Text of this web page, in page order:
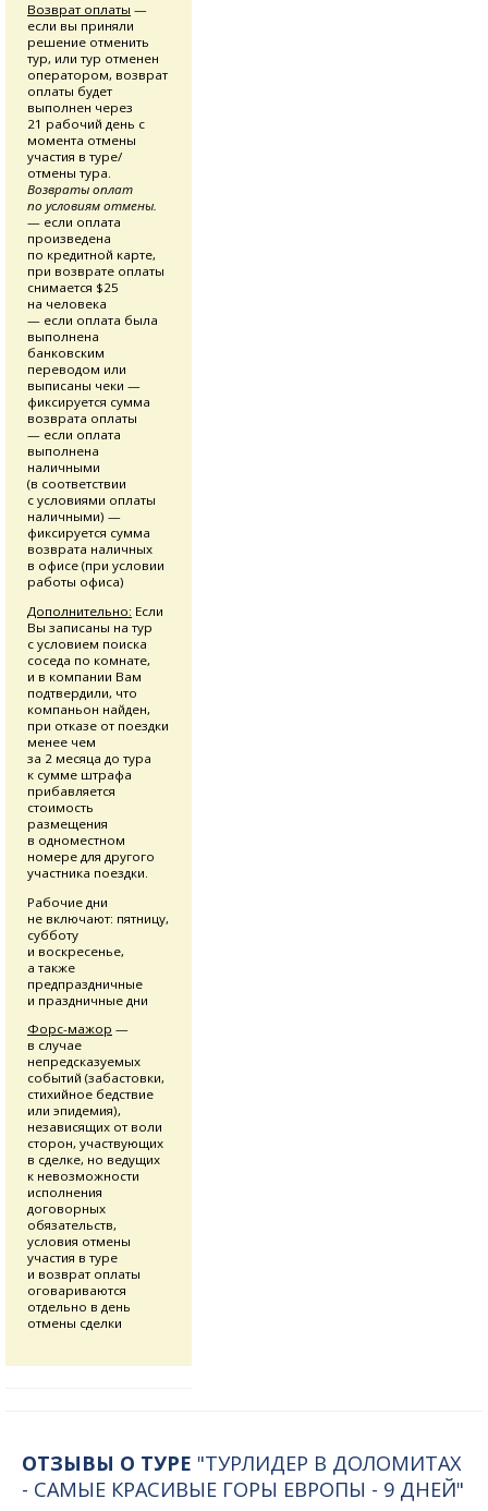
Возврат оплаты —
если вы приняли
решение отменить
тур, или тур отменен
оператором, возврат
оплаты будет
выполнен через
21 рабочий день с
момента отмены
участия в туре/
отмены тура.
Возвраты оплат
по условиям отмены.
— если оплата
произведена
по кредитной карте,
при возврате оплаты
снимается $25
на человека
— если оплата была
выполнена
банковским
переводом или
выписаны чеки —
фиксируется сумма
возврата оплаты
— если оплата
выполнена
наличными
(в соответствии
с условиями оплаты
наличными) —
фиксируется сумма
возврата наличных
в офисе (при условии
работы офиса)
Дополнительно: Если
Вы записаны на тур
с условием поиска
соседа по комнате,
и в компании Вам
подтвердили, что
компаньон найден,
при отказе от поездки
менее чем
за 2 месяца до тура
к сумме штрафа
прибавляется
стоимость
размещения
в одноместном
номере для другого
участника поездки.
Рабочие дни
не включают: пятницу,
субботу
и воскресенье,
а также
предпраздничные
и праздничные дни
Форс-мажор —
в случае
непредсказуемых
событий (забастовки,
стихийное бедствие
или эпидемия),
независящих от воли
сторон, участвующих
в сделке, но ведущих
к невозможности
исполнения
договорных
обязательств,
условия отмены
участия в туре
и возврат оплаты
оговариваются
отдельно в день
отмены сделки
ОТЗЫВЫ О ТУРЕ "ТУРЛИДЕР В ДОЛОМИТАХ
- САМЫЕ КРАСИВЫЕ ГОРЫ ЕВРОПЫ - 9 ДНЕЙ"